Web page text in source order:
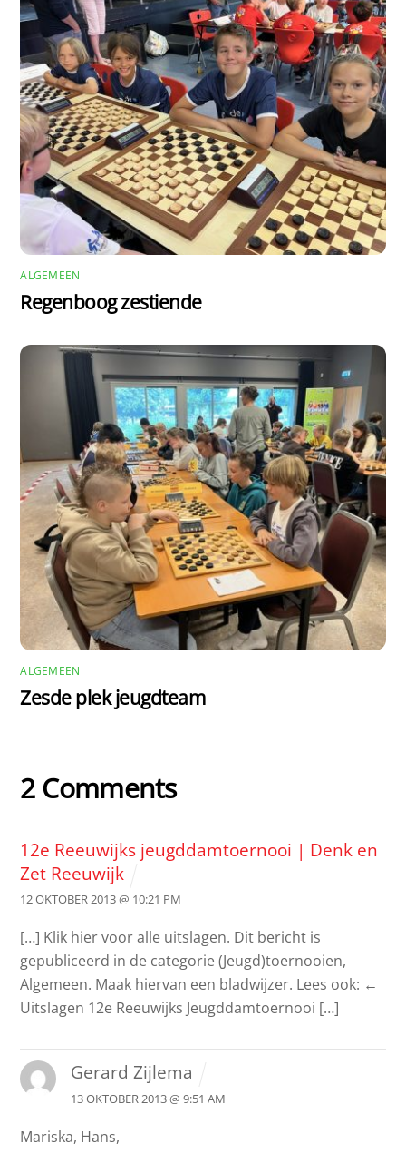
ALGEMEEN
Regenboog zestiende
ALGEMEEN
Zesde plek jeugdteam
2 Comments
12e Reeuwijks jeugddamtoernooi | Denk en
Zet Reeuwijk
12 OKTOBER 2013 @ 10:21 PM
[…] Klik hier voor alle uitslagen. Dit bericht is
gepubliceerd in de categorie (Jeugd)toernooien,
Algemeen. Maak hiervan een bladwijzer. Lees ook: ←
Uitslagen 12e Reeuwijks Jeugddamtoernooi […]
Gerard Zijlema
13 OKTOBER 2013 @ 9:51 AM
Mariska, Hans,